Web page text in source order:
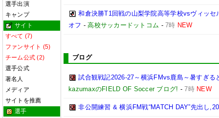
選手出演
キャンプ
サイト
すべて (7)
ファンサイト (5)
チーム公式 (2)
選手公式
著名人
メディア
サイトを推薦
選手
和倉決勝T1回戦の山梨学院高等学校vsヴィッ
オフ -高校サッカードットコム -7時 NEW
ブログ
試合観戦記2026-27～横浜FMvs鹿島～暑すぎ
kazumaxのFIELD OF Soccer ブログ! -7時 NEW
非公開練習 & 横浜FM戦“MATCH DAY”先出し